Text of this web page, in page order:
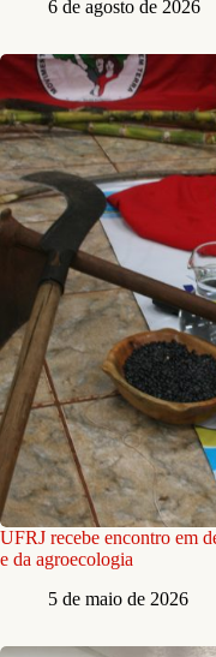
6 de agosto de 2026
UFRJ recebe encontro em
e da agroecologia
5 de maio de 2026